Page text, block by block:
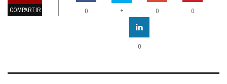
COMPARTIR 0 + 0 0
0